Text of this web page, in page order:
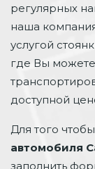
регулярных
наша
услугой
где Вы можете
доступной
Для того
автомобиля
заполнить